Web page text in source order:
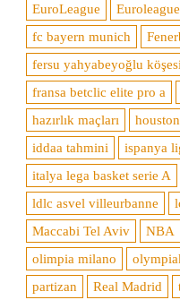
EuroLeague
fc bayern munich
fersu yahyabeyoğlu köşesi
fransa betclic elite pro a
hazırlık maçları
iddaa tahmini
ispanya
italya lega basket serie A
ldlc asvel villeurbanne
Maccabi Tel Aviv
NBA
olimpia milano
partizan
Real Madrid